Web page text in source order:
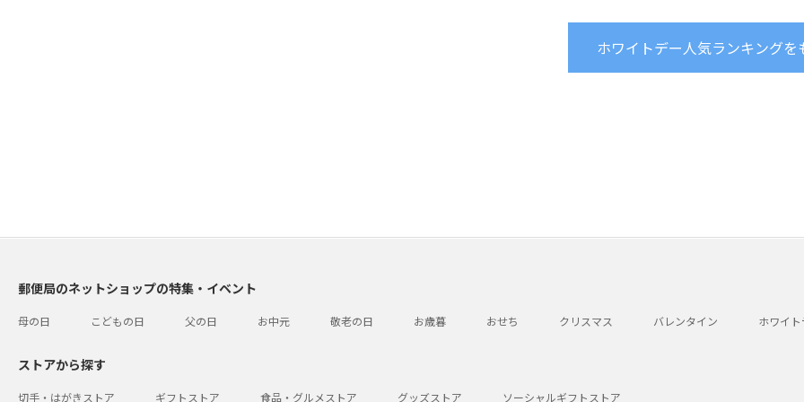
ホワイトデー人気ランキング
郵便局のネットショップの特集・イベント
母の日 こどもの日 父の日 お中元 敬老の日 お歳暮 おせち クリスマス バレンタイン ホワイト
ストアから探す
切手・はがきストア ギフトストア 食品・グルメストア グッズストア ソーシャルギフトストア